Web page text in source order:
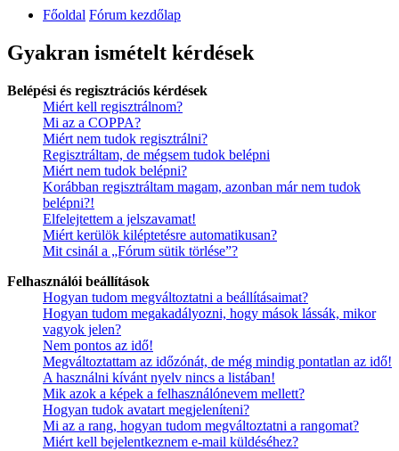
Főoldal Fórum kezdőlap
Gyakran ismételt kérdések
Belépési és regisztrációs kérdések
Miért kell regisztrálnom?
Mi az a COPPA?
Miért nem tudok regisztrálni?
Regisztráltam, de mégsem tudok belépni
Miért nem tudok belépni?
Korábban regisztráltam magam, azonban már nem tudok
belépni?!
Elfelejtettem a jelszavamat!
Miért kerülök kiléptetésre automatikusan?
Mit csinál a „Fórum sütik törlése”?
Felhasználói beállítások
Hogyan tudom megváltoztatni a beállításaimat?
Hogyan tudom megakadályozni, hogy mások lássák, mikor
vagyok jelen?
Nem pontos az idő!
Megváltoztattam az időzónát, de még mindig pontatlan az idő!
A használni kívánt nyelv nincs a listában!
Mik azok a képek a felhasználónevem mellett?
Hogyan tudok avatart megjeleníteni?
Mi az a rang, hogyan tudom megváltoztatni a rangomat?
Miért kell bejelentkeznem e-mail küldéséhez?